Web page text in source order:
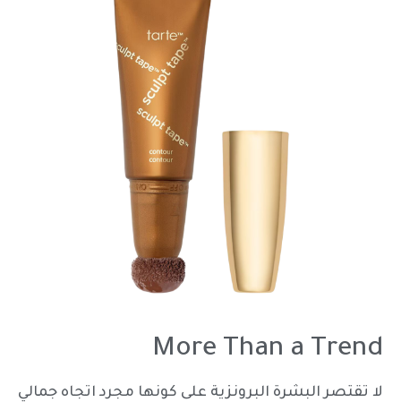
More Than a Trend
لا تقتصر البشرة البرونزية على كونها مجرد اتجاه جمالي